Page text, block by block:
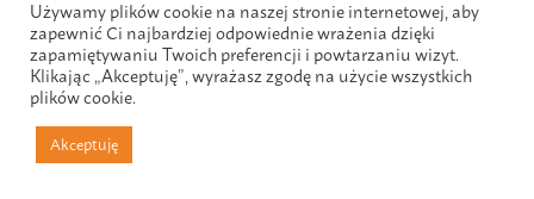
Używamy plików cookie na naszej stronie internetowej, aby
zapewnić Ci najbardziej odpowiednie wrażenia dzięki
zapamiętywaniu Twoich preferencji i powtarzaniu wizyt.
Klikając „Akceptuję”, wyrażasz zgodę na użycie wszystkich
plików cookie.
Akceptuję